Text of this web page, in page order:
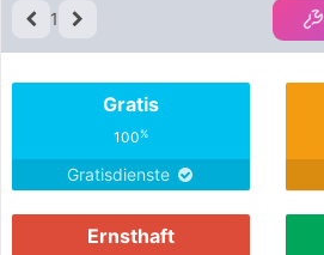
1
Gratis
100%
Gratisdienste
Ernsthaft